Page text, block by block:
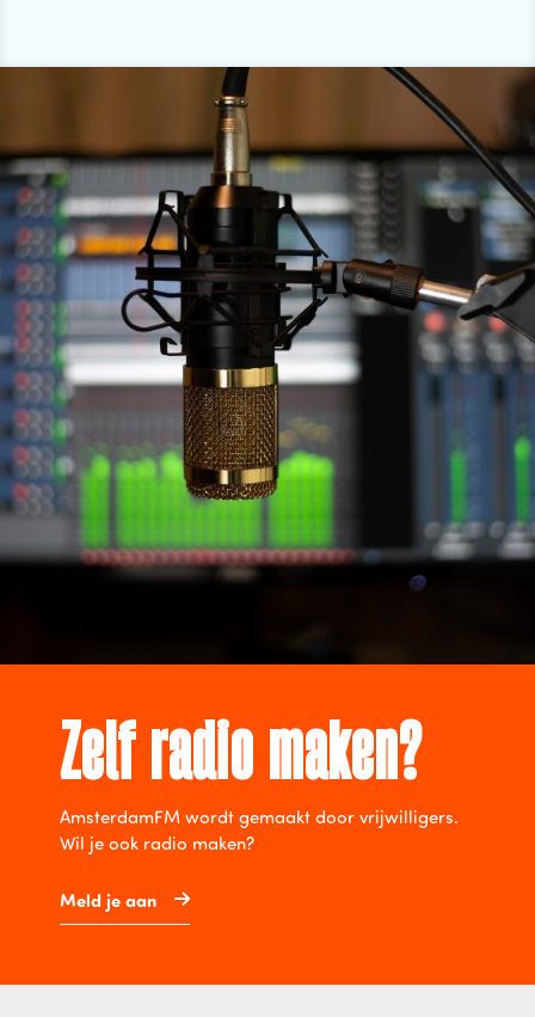
Zelf radio maken?
AmsterdamFM wordt gemaakt door vrijwilligers.
Wil je ook radio maken?
Meld je aan